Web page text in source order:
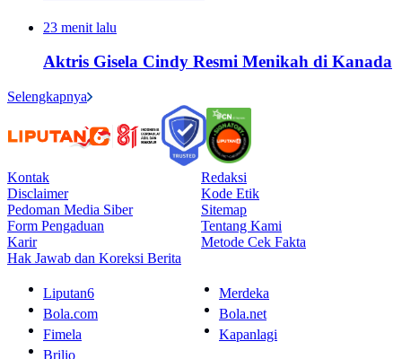
23 menit lalu
Aktris Gisela Cindy Resmi Menikah di Kanada
Selengkapnya
Kontak
Redaksi
Disclaimer
Kode Etik
Pedoman Media Siber
Sitemap
Form Pengaduan
Tentang Kami
Karir
Metode Cek Fakta
Hak Jawab dan Koreksi Berita
Liputan6
Merdeka
Bola.com
Bola.net
Fimela
Kapanlagi
Brilio